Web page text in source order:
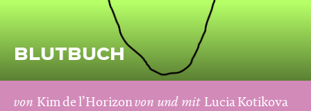
BLUTBUCH
von Kim de l’Horizonvon und mit Lucia Kotikova